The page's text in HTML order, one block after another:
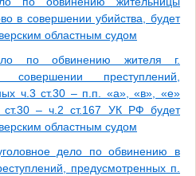
в совершении убийства, будет
областным судом
по обвинению жителя г.
преступлений,
ч.3 ст.30 – п.п. «а», «в», «е»
ст.30 – ч.2 ст.167 УК РФ будет
областным судом
дело по обвинению в
предусмотренных п.